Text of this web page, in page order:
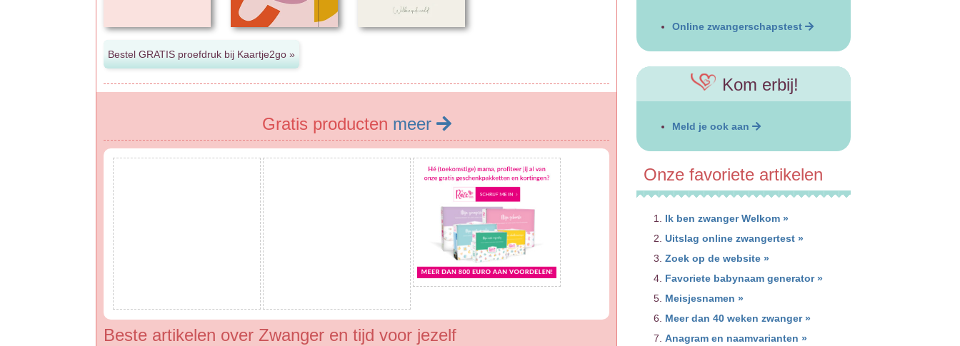
Gratis producten meer
Beste artikelen over Zwanger en tijd voor jezelf
Online zwangerschapstest
Kom erbij!
Meld je ook aan
Onze favoriete artikelen
Ik ben zwanger Welkom »
Uitslag online zwangertest »
Zoek op de website »
Favoriete babynaam generator »
Meisjesnamen »
Meer dan 40 weken zwanger »
Anagram en naamvarianten »